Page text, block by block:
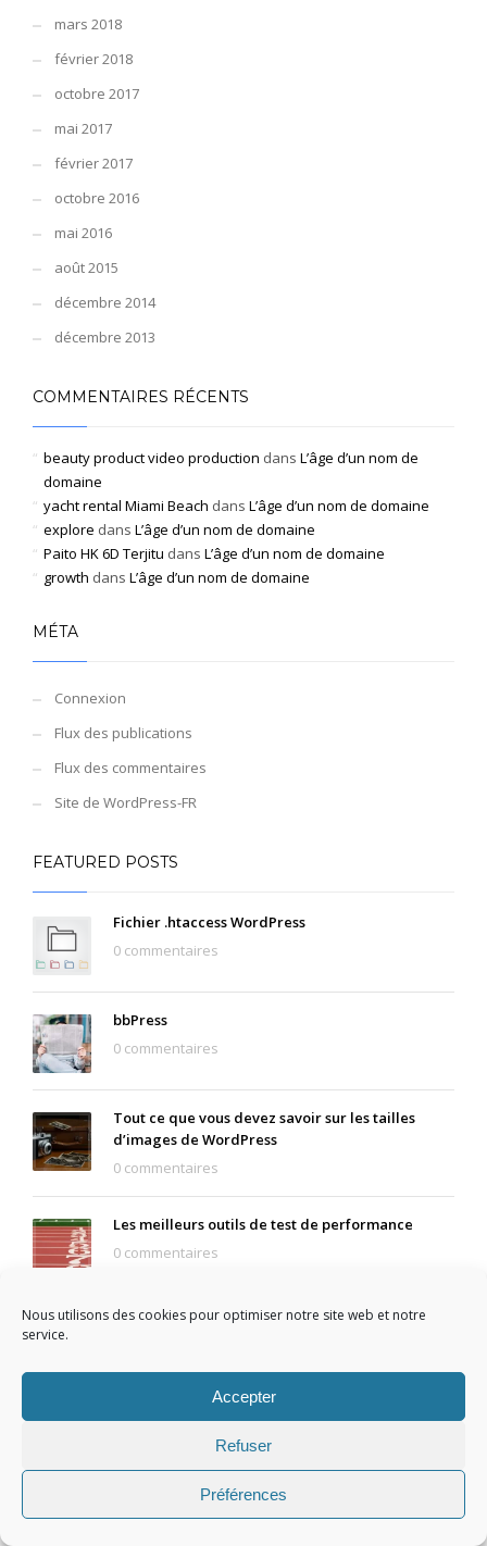
Nous utilisons des cookies pour optimiser notre site web et notre
service.
Accepter
Refuser
Préférences
mars 2018
février 2018
octobre 2017
mai 2017
février 2017
octobre 2016
mai 2016
août 2015
décembre 2014
décembre 2013
COMMENTAIRES RÉCENTS
beauty product video production dans L’âge d’un nom de
domaine
yacht rental Miami Beach dans L’âge d’un nom de domaine
explore dans L’âge d’un nom de domaine
Paito HK 6D Terjitu dans L’âge d’un nom de domaine
growth dans L’âge d’un nom de domaine
MÉTA
Connexion
Flux des publications
Flux des commentaires
Site de WordPress-FR
FEATURED POSTS
Fichier .htaccess WordPress
0 commentaires
bbPress
0 commentaires
Tout ce que vous devez savoir sur les tailles
d’images de WordPress
0 commentaires
Les meilleurs outils de test de performance
0 commentaires
Types de certificats SSL : lequel convient le
0 commentaires
PRODUCT CATEGORIES
Audit et Optimisation Web
Création de site internet Pro-SEO